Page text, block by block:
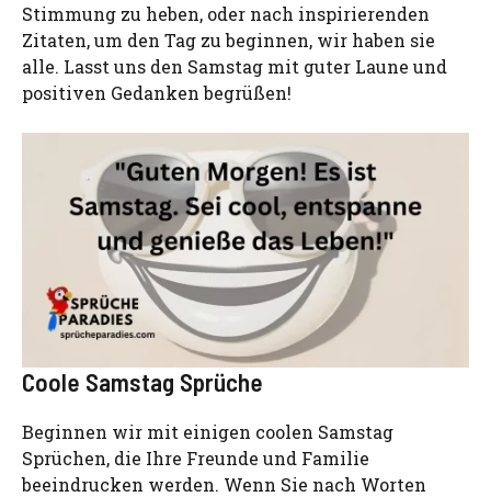
Stimmung zu heben, oder nach inspirierenden
Zitaten, um den Tag zu beginnen, wir haben sie
alle. Lasst uns den Samstag mit guter Laune und
positiven Gedanken begrüßen!
Coole Samstag Sprüche
Beginnen wir mit einigen coolen Samstag
Sprüchen, die Ihre Freunde und Familie
beeindrucken werden. Wenn Sie nach Worten